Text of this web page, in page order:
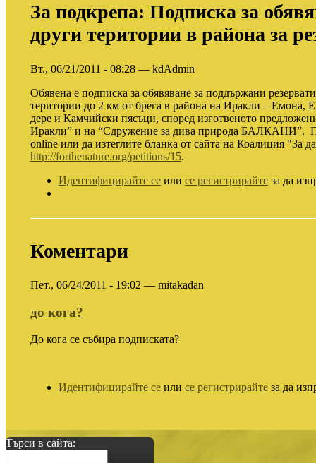
За подкрепа: Подписка за
други територии в района за
Вт., 06/21/2011 - 08:28 — kdAdmin
Обявена е подписка за обявяване за поддържани
територии до 2 км от брега в района на Иракли –
дере и Камчийски пясъци, според изготвеното
Иракли” и на “Сдружение за дива природа БАЛКАНИ”.
online или да изтеглите бланка от сайта на Коалиция "За
http://forthenature.org/petitions/15.
Идентифицирайте се или се регистрирайте за да
Коментари
Пет., 06/24/2011 - 19:02 — mitakadan
до кога?
До кога се събира подписката?
Идентифицирайте се или се регистрирайте за да
Търси в сайта: